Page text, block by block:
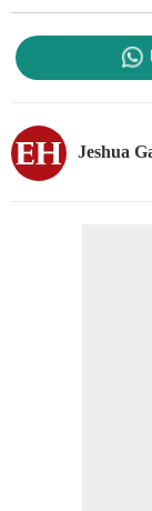
Jeshua